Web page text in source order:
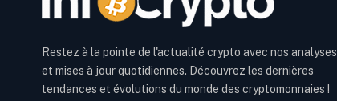
Restez à la pointe de l'actualité crypto avec nos analyses
et mises à jour quotidiennes. Découvrez les dernières
tendances et évolutions du monde des cryptomonnaies !